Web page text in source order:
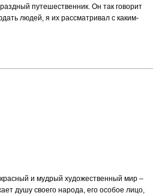
путешественник. Он так говорит
людей, я их рассматривал с каким-
и мудрый художественный мир –
душу своего народа, его особое лицо,